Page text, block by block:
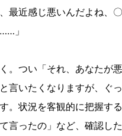
最近感じ悪いんだよね、〇
」
。つい「それ、あなたが
言いたくなりますが、ぐ
。状況を客観的に把握す
言ったの」など、確認し